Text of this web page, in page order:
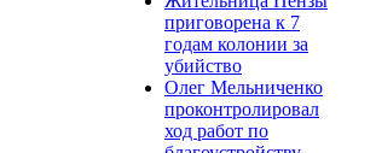
приговорена к 7
годам колонии за
убийство
Олег Мельниченко
проконтролировал
ход работ по